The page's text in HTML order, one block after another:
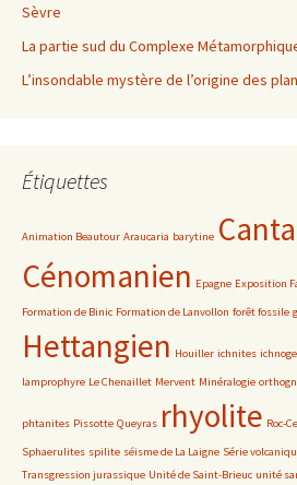
Sèvre
La partie sud du Complexe
L’insondable mystère de l’origine des
Étiquettes
Animation Beautour Araucaria barytine
Cénomanien Epagne Exposition
Formation de Binic Formation de Lanvollon forêt fossile
Hettangien Houiller ichnites
lamprophyre Le Chenaillet Mervent Minéralogie
phtanites Pissotte Queyras rhyolite Roc-
Sphaerulites spilite séisme de La Laigne Série
Transgression jurassique Unité de Saint-Brieuc unité